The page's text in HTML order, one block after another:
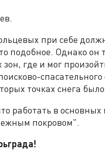
при себе
подобное. Однако он
где и мог
точках снега
работать в
покровом".